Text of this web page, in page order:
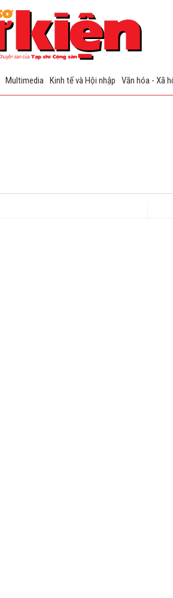
Multimedia Kinh tế và Hội nhập Văn hóa - Xã